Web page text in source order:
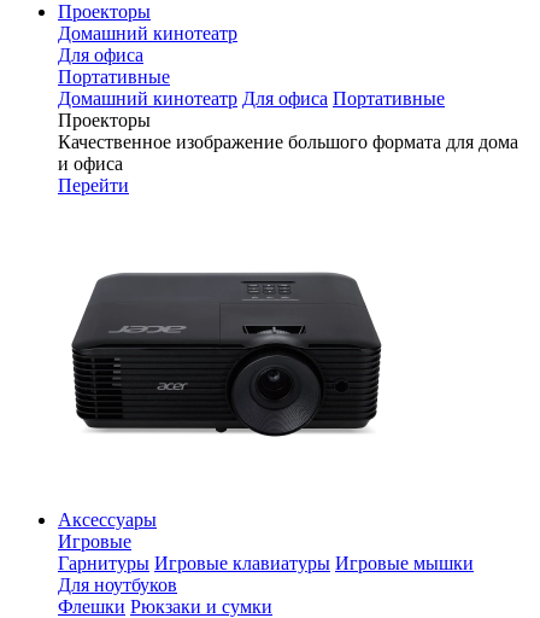
Проекторы
Домашний кинотеатр
Для офиса
Портативные
Домашний кинотеатр Для офиса Портативные
Проекторы
Качественное изображение большого формата для дома
и офиса
Перейти
Аксессуары
Игровые
Гарнитуры Игровые клавиатуры Игровые мышки
Для ноутбуков
Флешки Рюкзаки и сумки